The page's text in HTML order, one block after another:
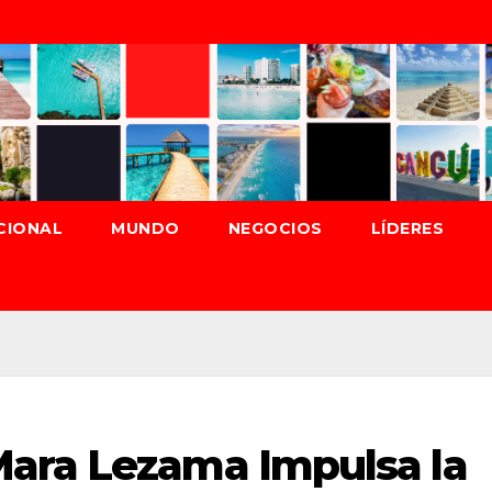
MUNDO NEGOCIOS LÍDERES
Lezama Impulsa la